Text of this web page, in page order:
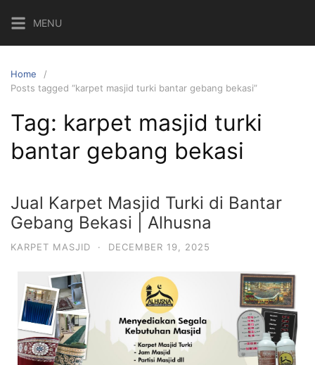
MENU
Home
Posts tagged “karpet masjid turki bantar gebang bekasi”
Tag: karpet masjid turki
bantar gebang bekasi
Jual Karpet Masjid Turki di Bantar
Gebang Bekasi | Alhusna
KARPET MASJID · DECEMBER 19, 2025